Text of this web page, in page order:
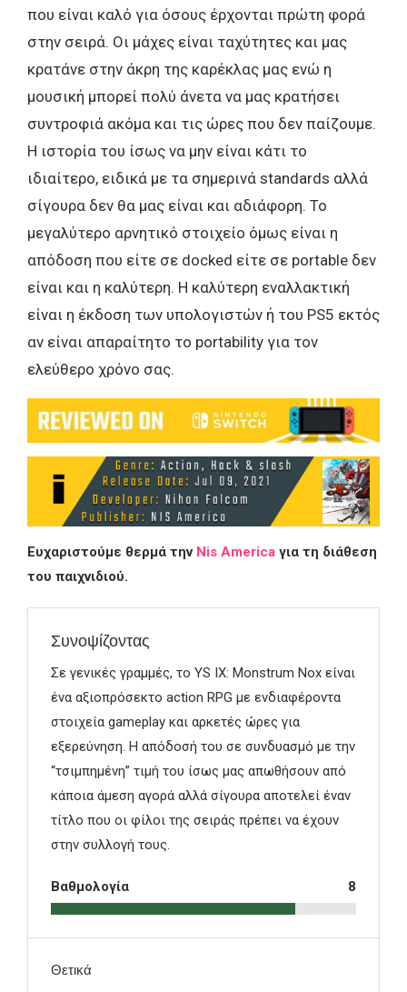
που είναι καλό για όσους έρχονται πρώτη φορά
στην σειρά. Οι μάχες είναι ταχύτητες και μας
κρατάνε στην άκρη της καρέκλας μας ενώ η
μουσική μπορεί πολύ άνετα να μας κρατήσει
συντροφιά ακόμα και τις ώρες που δεν παίζουμε.
Η ιστορία του ίσως να μην είναι κάτι το
ιδιαίτερο, ειδικά με τα σημερινά standards αλλά
σίγουρα δεν θα μας είναι και αδιάφορη. Το
μεγαλύτερο αρνητικό στοιχείο όμως είναι η
απόδοση που είτε σε docked είτε σε portable δεν
είναι και η καλύτερη. Η καλύτερη εναλλακτική
είναι η έκδοση των υπολογιστών ή του PS5 εκτός
αν είναι απαραίτητο το portability για τον
ελεύθερο χρόνο σας.
Ευχαριστούμε θερμά την Nis America για τη διάθεση
του παιχνιδιού.
Συνοψίζοντας
Σε γενικές γραμμές, το YS IX: Monstrum Nox είναι
ένα αξιοπρόσεκτο action RPG με ενδιαφέροντα
στοιχεία gameplay και αρκετές ώρες για
εξερεύνηση. Η απόδοσή του σε συνδυασμό με την
“τσιμπημένη” τιμή του ίσως μας απωθήσουν από
κάποια άμεση αγορά αλλά σίγουρα αποτελεί έναν
τίτλο που οι φίλοι της σειράς πρέπει να έχουν
στην συλλογή τους.
Βαθμολογία 8
Θετικά